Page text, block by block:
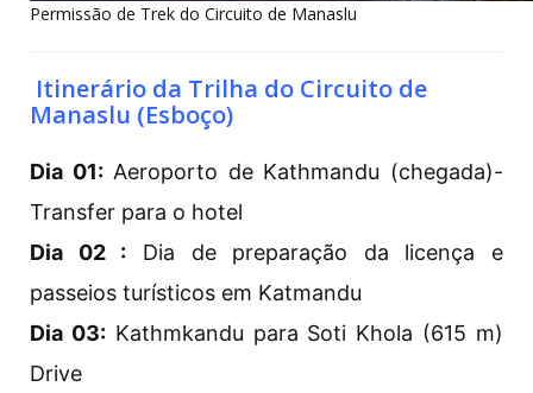
Permissão de Trek do Circuito de Manaslu
Itinerário da Trilha do Circuito de
Manaslu (Esboço)
Dia 01: Aeroporto de Kathmandu (chegada)-
Transfer para o hotel
Dia 02 : Dia de preparação da licença e
passeios turísticos em Katmandu
Dia 03: Kathmkandu para Soti Khola (615 m)
Drive